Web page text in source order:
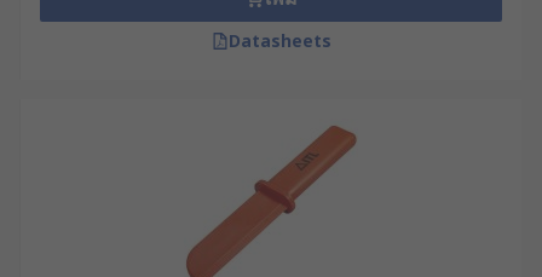
Datasheets